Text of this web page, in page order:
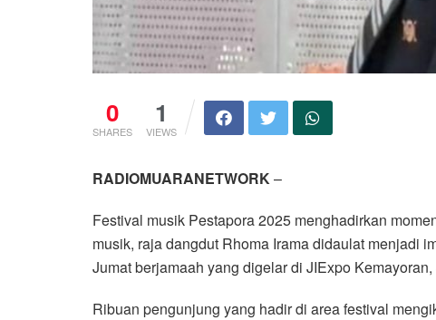
0
SHARES
1
VIEWS
RADIOMUARANETWORK–
Festival musik Pestapora 2025 menghadirkan
musik, raja dangdut Rhoma Irama didaulat menjadi
Jumat berjamaah yang digelar di JIExpo
Ribuan pengunjung yang hadir di area festival